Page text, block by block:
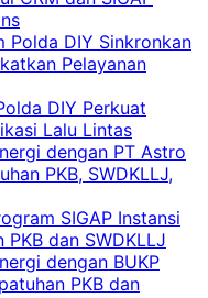
Polda DIY Sinkronkan
Pelayanan
DIY Perkuat
Lalu Lintas
dengan PT Astro
PKB, SWDKLLJ,
SIGAP Instansi
dan SWDKLLJ
dengan BUKP
PKB dan